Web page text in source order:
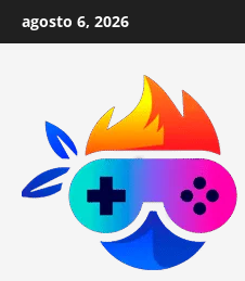
Skip
to
agosto 6, 2026